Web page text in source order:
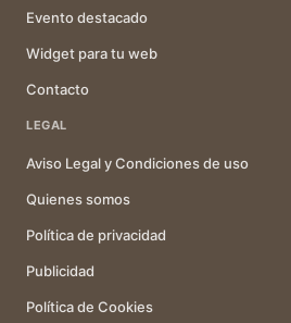
Evento destacado
Widget para tu web
Contacto
LEGAL
Aviso Legal y Condiciones de uso
Quienes somos
Política de privacidad
Publicidad
Política de Cookies